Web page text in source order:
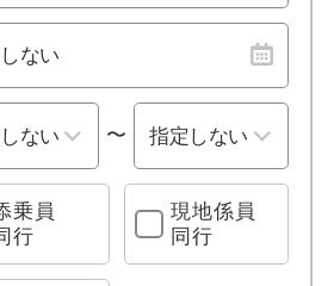
〜
乗員
行
現地係員
同行
・デ・コンポステーラ
チャン